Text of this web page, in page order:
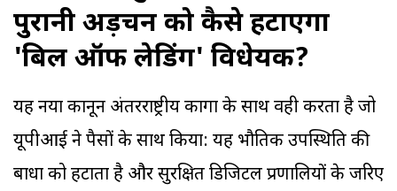
पुरानी अड़चन को कैसे हटाएगा
'बिल ऑफ लेडिंग' विधेयक?
यह नया कानून अंतरराष्ट्रीय कार्गो के साथ वही करता है जो
यूपीआई ने पैसों के साथ किया: यह भौतिक उपस्थिति की
बाधा को हटाता है और सुरक्षित डिजिटल प्रणालियों के जरिए